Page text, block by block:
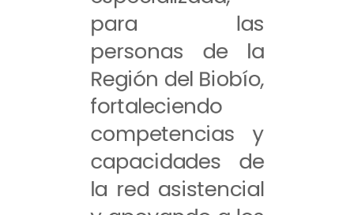
para las
personas de la
Región del Biobío,
fortaleciendo
competencias y
capacidades de
la red asistencial